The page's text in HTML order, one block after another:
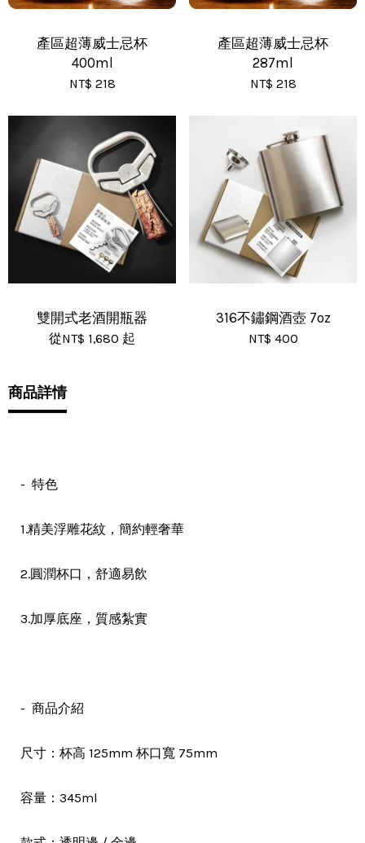
商品詳情
- 特色
1.精美浮雕花紋 ， 簡約輕奢華
2.圓潤杯口 ， 舒適易飲
3.加厚底座 ， 質感紮實
- 商品介紹
尺寸：杯高 125mm 杯口寬 75mm
容量：345ml
產區超薄威士忌杯
400ml
NT$ 218
產區超薄威士忌杯
287ml
NT$ 218
雙開式老酒開瓶器
從NT$ 1,680 起
316不鏽鋼酒壺 7oz
NT$ 400